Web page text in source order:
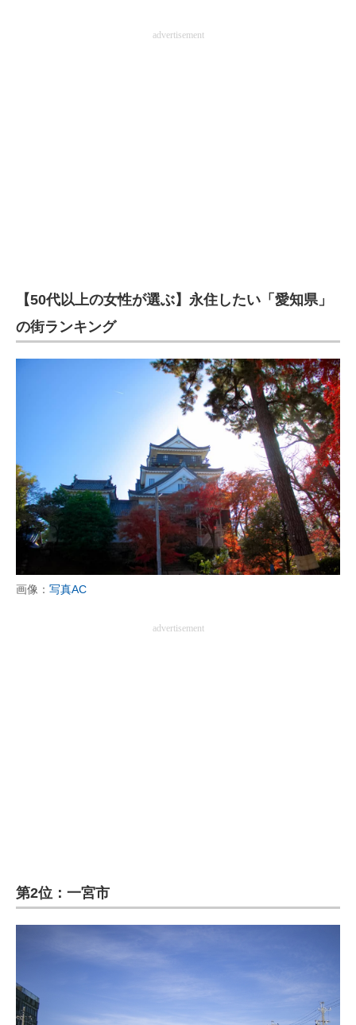
advertisement
【50代以上の女性が選ぶ】永住したい「愛知県」
の街ランキング
画像： 写真AC
advertisement
第2位：一宮市